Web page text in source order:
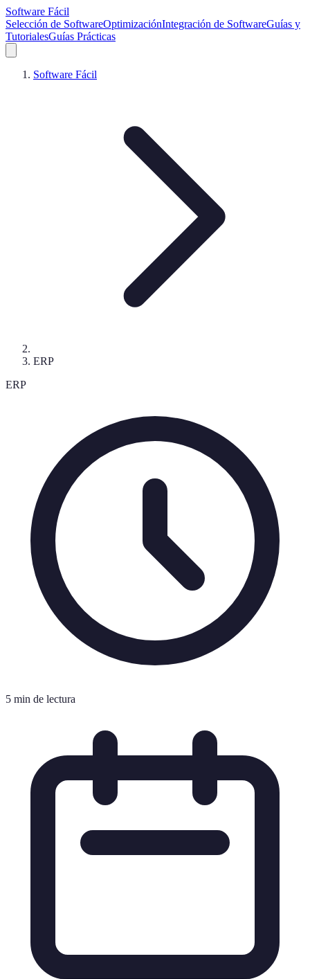
Software Fácil
Selección de SoftwareOptimizaciónIntegración de SoftwareGuías y
TutorialesGuías Prácticas
Software Fácil
ERP
ERP
5 min de lectura